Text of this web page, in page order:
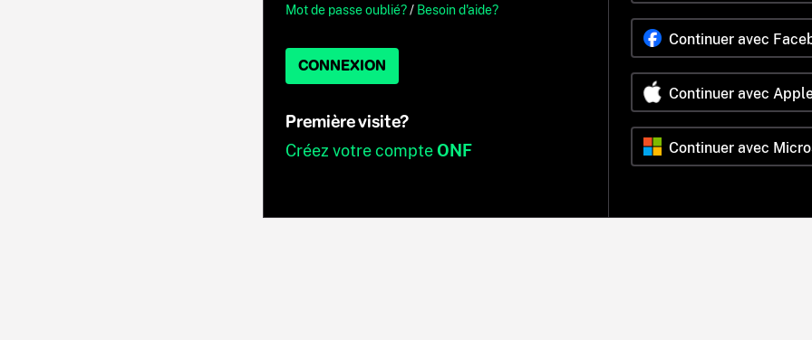
Mot de passe oublié?/ Besoin d'aide?
CONNEXION
Première visite?
Créez votre compteONF
Continuer avec
Continuer avec
Continuer avec